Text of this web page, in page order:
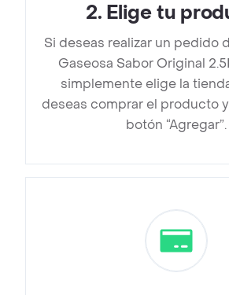
2. Elige tu
Si deseas realizar un pedido
Gaseosa Sabor Original
simplemente elige la
deseas comprar el producto
botón “Agregar”.